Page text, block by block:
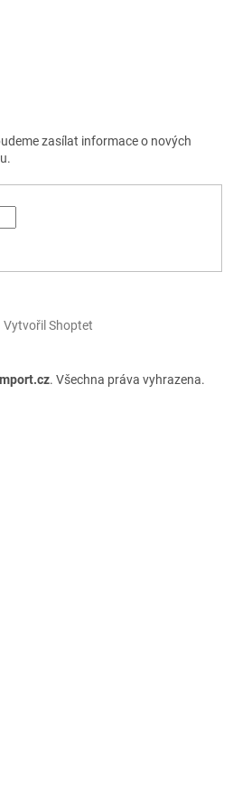
zasílat informace o nových
Vytvořil Shoptet
. Všechna práva vyhrazena.